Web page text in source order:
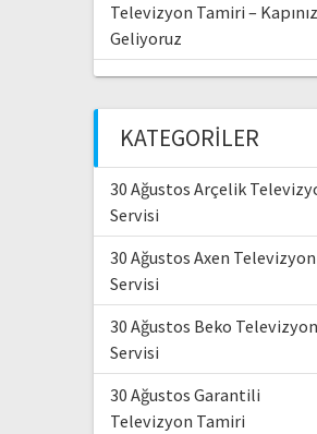
Televizyon Tamiri –
Geliyoruz
KATEGORILER
30 Ağustos Arçelik
Servisi
30 Ağustos Axen Televizyon
Servisi
30 Ağustos Beko Televizyon
Servisi
30 Ağustos Garantili
Televizyon Tamiri